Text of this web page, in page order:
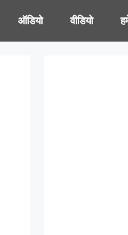
ऑडियो वीडियो